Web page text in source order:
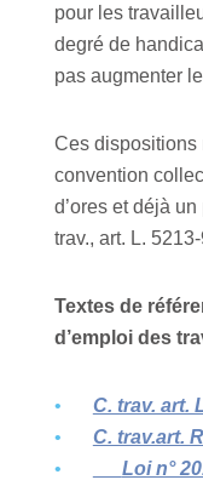
pour les
degré de
pas augmenter
Ces dispositions
convention
d’ores et déjà
trav., art. L.
Textes de
d’emploi des
C. trav. art.
C. trav.art.
Loi n°